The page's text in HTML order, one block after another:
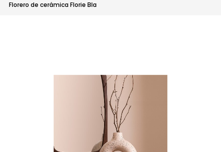
Florero de cerámica Florie Bla